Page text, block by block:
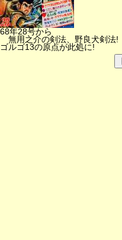
68年28号から
無用之介の剣法、野良犬剣法!
ゴルゴ13の原点が此処に!